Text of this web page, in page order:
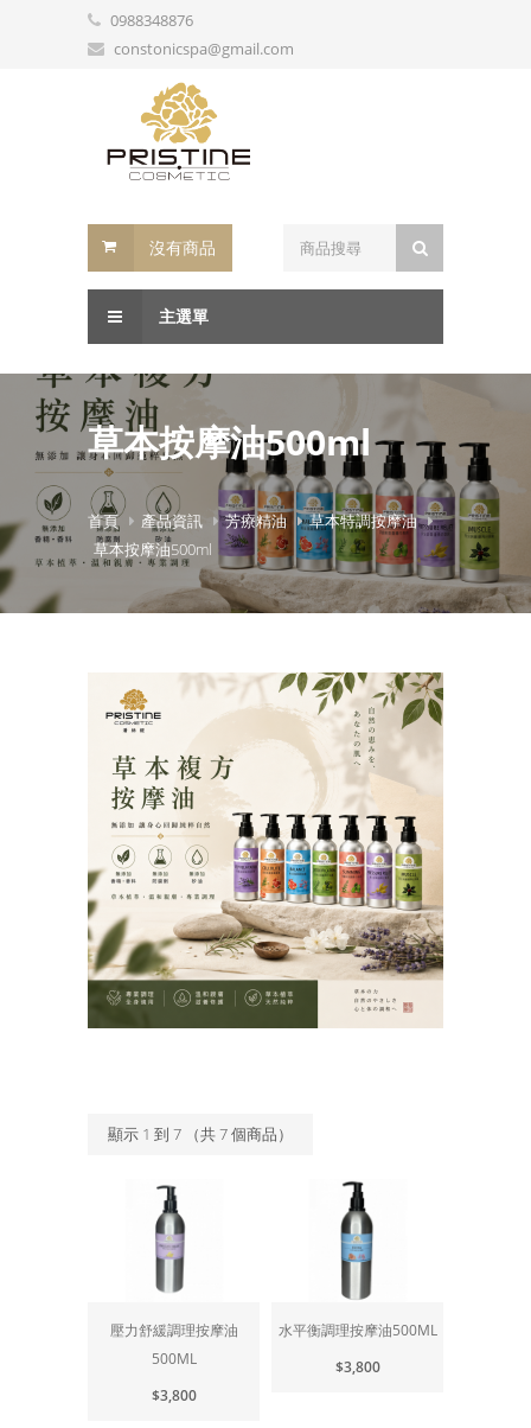
0988348876
constonicspa@gmail.com
沒有商品
主選單
草本按摩油500ml
首頁 產品資訊 芳療精油
草本特調按摩油
草本按摩油500ml
顯示 1 到 7 （共7個商品）
壓力舒緩調理按摩油
500ML
$3,800
水平衡調理按摩油500ML
$3,800